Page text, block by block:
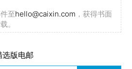
至hello@caixin.com ，获得书面
。
版电邮